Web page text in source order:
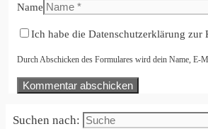
Name
Ich habe die Datenschutzerklärung zur
Durch Abschicken des Formulares wird dein Name, E-
Suchen nach: